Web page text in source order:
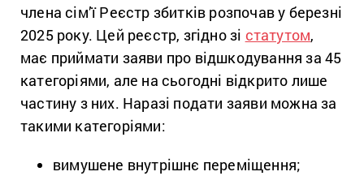
члена сім’ї Реєстр збитків розпочав у березні
2025 року. Цей реєстр, згідно зі статутом,
має приймати заяви про відшкодування за 45
категоріями, але на сьогодні відкрито лише
частину з них. Наразі подати заяви можна за
такими категоріями:
вимушене внутрішнє переміщення;